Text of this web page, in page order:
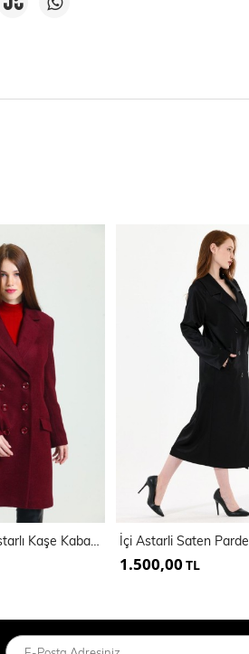
6 Düğmeli İçi Astarlı Kaşe Kaban | Kbn34605
1.500,00 TL